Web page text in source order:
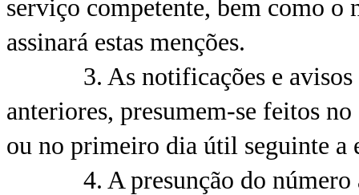
serviço competente, bem como
assinará estas menções.
3. As notificações e avisos
anteriores, presumem-se feitos
ou no primeiro dia útil seguinte a
4. A presunção do número